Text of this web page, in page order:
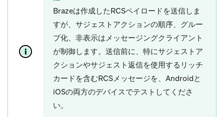
Brazeは作成したRCSペイロードを送信しま
すが、サジェストアクションの順序、グルー
プ化、非表示はメッセージングクライアント
が制御します。送信前に、特にサジェストア
クションやサジェスト返信を使用するリッチ
カードを含むRCSメッセージを、Androidと
iOSの両方のデバイスでテストしてくださ
い。